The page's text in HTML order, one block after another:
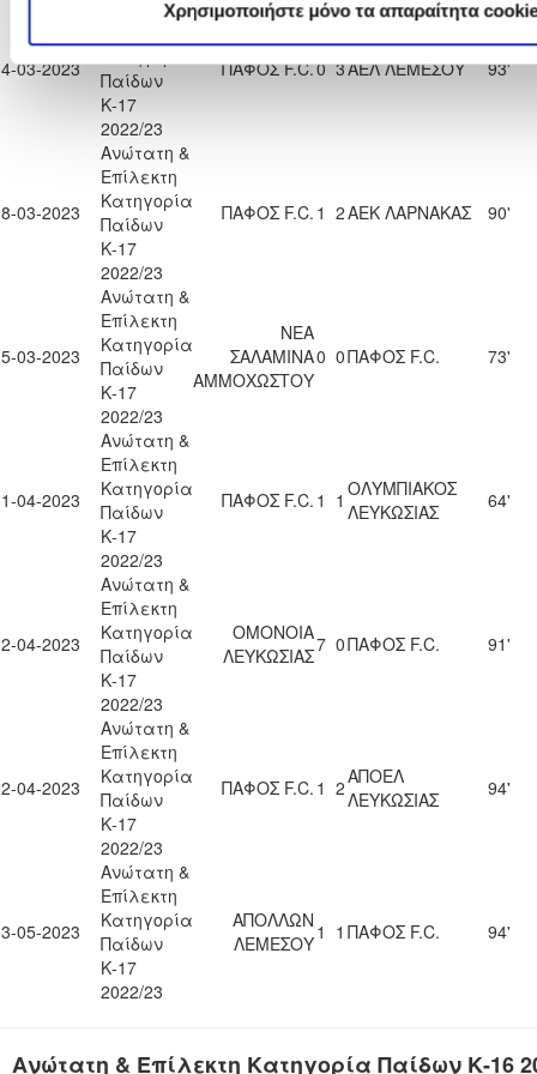
Χρησιμοποιήστε μόνο τα απαραίτητα
03-2023
Ανώτατη &
Παίδων
Κ-17
2022/23
ΠΑΦΟΣ F.C.0 3ΑΕΛ ΛΕΜΕΣΟΥ 93'
03-2023
Ανώτατη &
Επίλεκτη
Κατηγορία
Παίδων
Κ-17
2022/23
ΠΑΦΟΣ F.C. 1 2ΑΕΚ ΛΑΡΝΑΚΑΣ 90'
03-2023
Ανώτατη &
Επίλεκτη
Κατηγορία
Παίδων
Κ-17
2022/23
ΝΕΑ
ΣΑΛΑΜΙΝΑ
ΑΜΜΟΧΩΣΤΟΥ
0 0ΠΑΦΟΣ F.C. 73'
04-2023
Ανώτατη &
Επίλεκτη
Κατηγορία
Παίδων
Κ-17
2022/23
ΠΑΦΟΣ F.C. 1 1 ΟΛΥΜΠΙΑΚΟΣ
ΛΕΥΚΩΣΙΑΣ
64'
04-2023
Ανώτατη &
Επίλεκτη
Κατηγορία
Παίδων
Κ-17
2022/23
ΟΜΟΝΟΙΑ
ΛΕΥΚΩΣΙΑΣ7 0ΠΑΦΟΣ F.C. 91'
04-2023
Ανώτατη &
Επίλεκτη
Κατηγορία
Παίδων
Κ-17
2022/23
ΠΑΦΟΣ F.C. 1 2ΑΠΟΕΛ
ΛΕΥΚΩΣΙΑΣ
94'
05-2023
Ανώτατη &
Επίλεκτη
Κατηγορία
Παίδων
Κ-17
2022/23
ΑΠΟΛΛΩΝ
ΛΕΜΕΣΟΥ1 1 ΠΑΦΟΣ F.C. 94'
Ανώτατη & Επίλεκτη Κατηγορία Παίδων Κ-16